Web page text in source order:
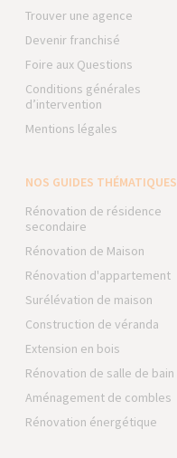
Trouver une agence
Devenir franchisé
Foire aux Questions
Conditions générales
d’intervention
Mentions légales
NOS GUIDES THÉMATIQUES
Rénovation de résidence
secondaire
Rénovation de Maison
Rénovation d'appartement
Surélévation de maison
Construction de véranda
Extension en bois
Rénovation de salle de bain
Aménagement de combles
Rénovation énergétique